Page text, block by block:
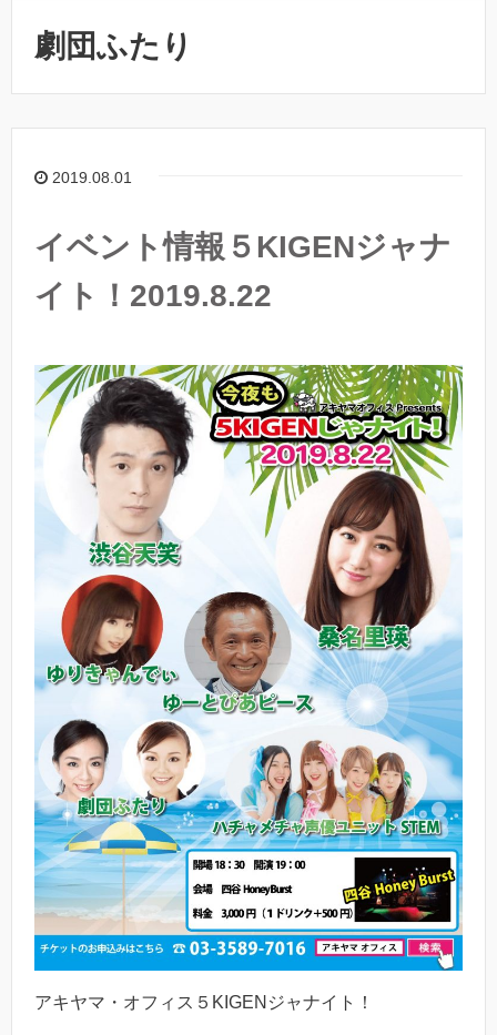
劇団ふたり
2019.08.01
イベント情報５KIGENジャナ
イト！2019.8.22
アキヤマ・オフィス５KIGENジャナイト！